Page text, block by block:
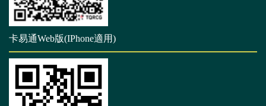
卡易通Web版(IPhone適用)